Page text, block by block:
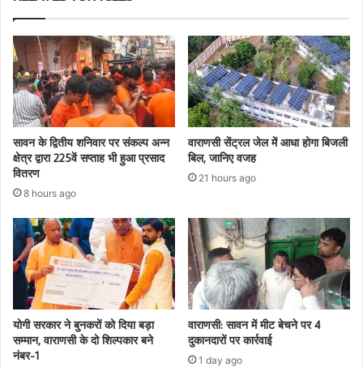
सावन के द्वितीय शनिवार पर संकल्प अन्न
क्षेत्र द्वारा 225वें सप्ताह भी हुआ प्रसाद
वितरण
8 hours ago
वाराणसी सेंट्रल जेल में आधा होगा बिजली
बिल, जानिए वजह
21 hours ago
योगी सरकार ने बुनकरों को दिया बड़ा
सम्मान, वाराणसी के दो शिल्पकार बने
नंबर-1
वाराणसी: सावन में मीट बेचने पर 4
दुकानदारों पर कार्रवाई
1 day ago